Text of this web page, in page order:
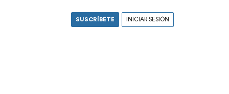
SUSCRÍBETE INICIAR SESIÓN